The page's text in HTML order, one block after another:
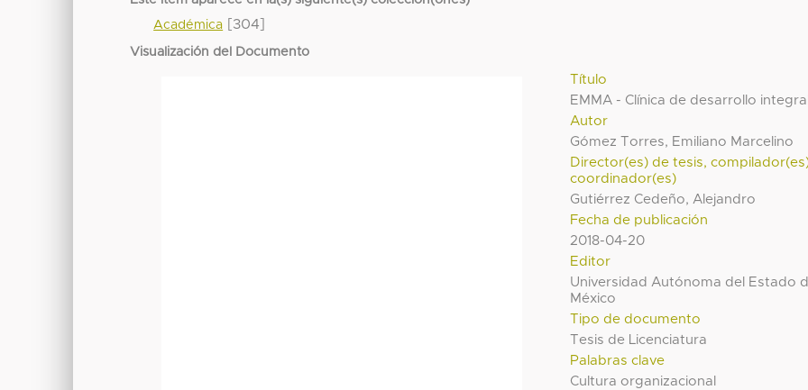
Académica [304]
Visualización del Documento
Título
EMMA - Clínica de desarrollo
Autor
Gómez Torres, Emiliano Marcelino
Director(es) de tesis,
coordinador(es)
Gutiérrez Cedeño, Alejandro
Fecha de publicación
2018-04-20
Editor
Universidad Autónoma del Estado
México
Tipo de documento
Tesis de Licenciatura
Palabras clave
Cultura organizacional